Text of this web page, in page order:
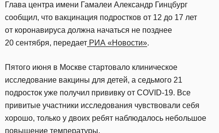
Глава центра имени Гамалеи Александр Гинцбург
сообщил, что вакцинация подростков от 12 до 17 лет
от коронавируса должна начаться не позднее
20 сентября, передает РИА «Новости».
Пятого июня в Москве стартовало клиническое
исследование вакцины для детей, а седьмого 21
подросток уже получил прививку от COVID-19. Все
привитые участники исследования чувствовали себя
хорошо, только у двоих ребят наблюдалось небольшое
повышение температуры.